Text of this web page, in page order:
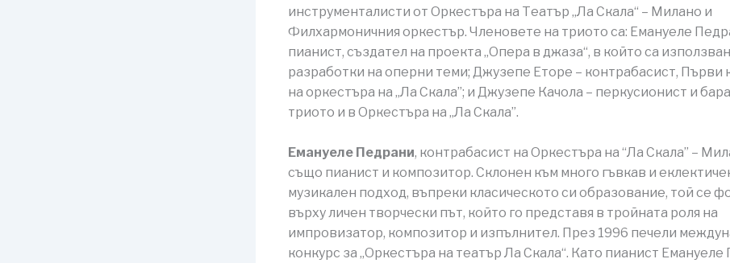
инструменталисти от Оркестъра на Театър „Ла Скала“ – Милано и
Филхармоничния оркестър. Членовете на триото са: Емануеле
пианист, създател на проекта „Опера в джаза“, в който са
разработки на оперни теми; Джузепе Еторе – контрабасист, Първи
на оркестъра на „Ла Скала”; и Джузепе Качола – перкусионист и
триото и в Оркестъра на „Ла Скала”.
Емануеле Педрани, контрабасист на Оркестъра на “Ла Скала” –
също пианист и композитор. Склонен към много гъвкав и
музикален подход, въпреки класическото си образование, той се
върху личен творчески път, който го представя в тройната роля на
импровизатор, композитор и изпълнител. През 1996 печели
конкурс за „Оркестъра на театър Ла Скала“. Като пианист